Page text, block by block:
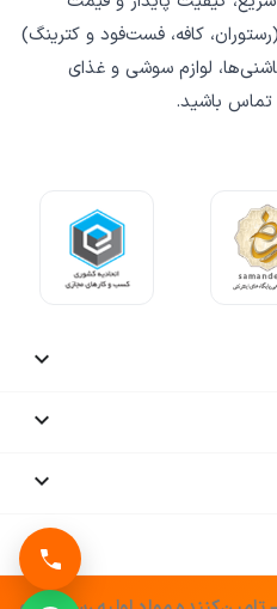
کافه، فست‌فود و کترینگ)
لوازم سوشی و غذای
تماس باشید.



keyboard_arrow_down